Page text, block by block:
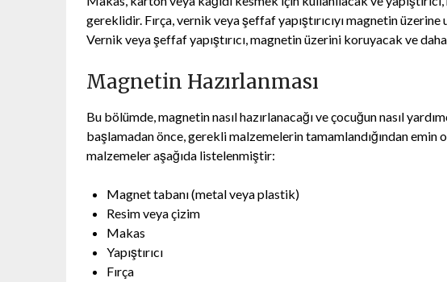
gereklidir. Fırça, vernik veya şeffaf yapıştırıcıyı magnetin
Vernik veya şeffaf yapıştırıcı, magnetin üzerini koruyacak ve daha
Magnetin Hazırlanması
Bu bölümde, magnetin nasıl hazırlanacağı ve çocuğun nasıl
başlamadan önce, gerekli malzemelerin tamamlandığından emin
malzemeler aşağıda listelenmiştir:
Magnet tabanı (metal veya plastik)
Resim veya çizim
Makas
Yapıştırıcı
Fırça